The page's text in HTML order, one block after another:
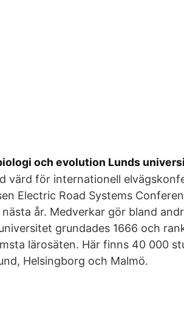
och evolution Lunds
värd för internationell
Electric Road Systems
år. Medverkar gör bland
grundades 1666 och
lärosäten. Här finns 40 000
Helsingborg och Malmö.